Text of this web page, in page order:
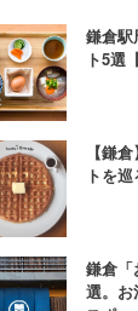
鎌倉駅
ト5選
【鎌
トを
鎌倉「
選。お